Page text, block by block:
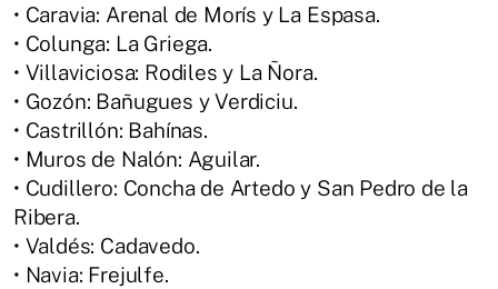
• Caravia: Arenal de Morís y La Espasa.
• Colunga: La Griega.
• Villaviciosa: Rodiles y La Ñora.
• Gozón: Bañugues y Verdiciu.
• Castrillón: Bahínas.
• Muros de Nalón: Aguilar.
• Cudillero: Concha de Artedo y San Pedro de la
Ribera.
• Valdés: Cadavedo.
• Navia: Frejulfe.